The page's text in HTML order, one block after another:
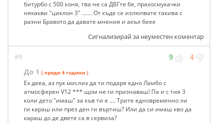
битурбо с 500 коня, тва не са ДВГте бе, прахосмукачки
някакви "циклон 3" ....... От къде се излюпвате такива с
разни Бравото да давате мнения и акъл беее
Сигнализирай за неуместен коментар
#9 9 4
До 1 ( преди 4 години )
Ех дееа, аз пук мислих да ти подаря едно Ламбо с
атмосферен V12 *** щом не ги признаваш! Па и с тия 3
коли дето "имаш" за къв ти е .... Трите едновременно ли
ги караш или през ден ги въртиш? Или да си имаш кво да
караш до де двете са в сервиза?